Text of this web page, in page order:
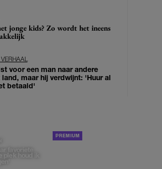
jonge kids? Zo wordt het ineens
voor een man naar andere
land, maar hij verdwijnt: 'Huur al
betaald'
favoriete
houd ik